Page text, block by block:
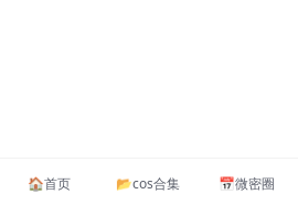
🏠️首页 📂cos合集 📅微密圈